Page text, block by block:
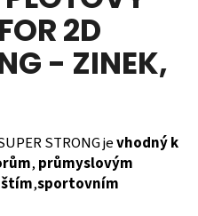
2D
- ZINEK,
STRONG jevhodný k
, průmyslovým
,sportovním